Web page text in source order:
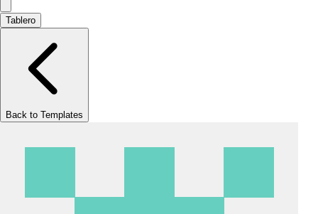
Tablero
Back to Templates